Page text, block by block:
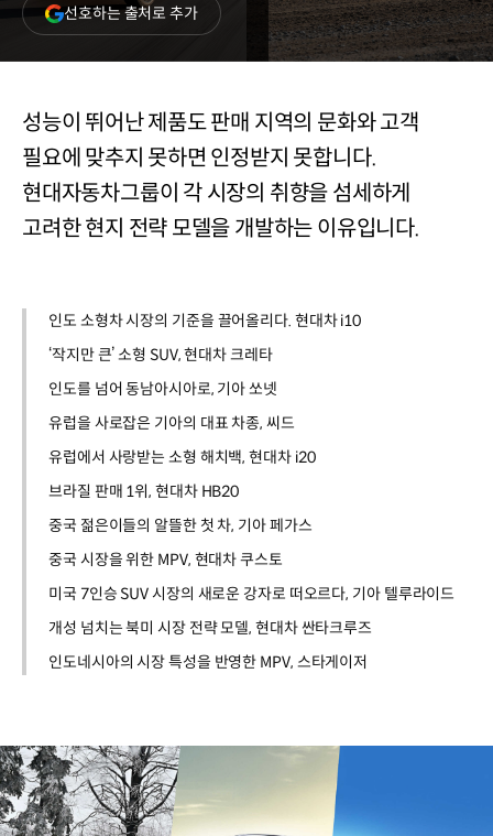
선호하는 출처로 추가(새
창
열림)
성능이 뛰어난 제품도 판매 지역의 문화와 고객
필요에 맞추지 못하면 인정받지 못합니다.
현대자동차그룹이 각 시장의 취향을 섬세하게
고려한 현지 전략 모델을 개발하는 이유입니다.
인도 소형차 시장의 기준을 끌어올리다. 현대차 i10
‘작지만 큰’ 소형 SUV, 현대차 크레타
인도를 넘어 동남아시아로, 기아 쏘넷
유럽을 사로잡은 기아의 대표 차종, 씨드
유럽에서 사랑받는 소형 해치백, 현대차 i20
브라질 판매 1위, 현대차 HB20
중국 젊은이들의 알뜰한 첫 차, 기아 페가스
중국 시장을 위한 MPV, 현대차 쿠스토
미국 7인승 SUV 시장의 새로운 강자로 떠오르다, 기아 텔루라이드
개성 넘치는 북미 시장 전략 모델, 현대차 싼타크루즈
인도네시아의 시장 특성을 반영한 MPV, 스타게이저